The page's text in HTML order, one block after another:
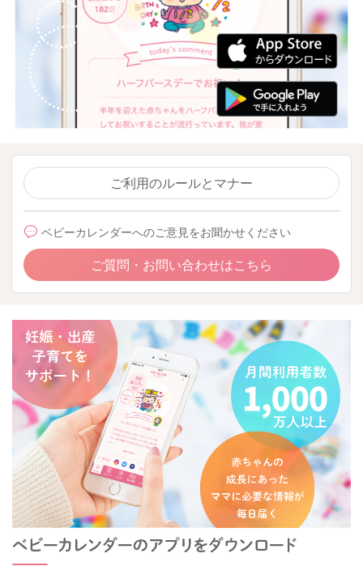
ご利用のルールとマナー
ベビーカレンダーへのご意見をお聞かせください
ご質問・お問い合わせはこちら